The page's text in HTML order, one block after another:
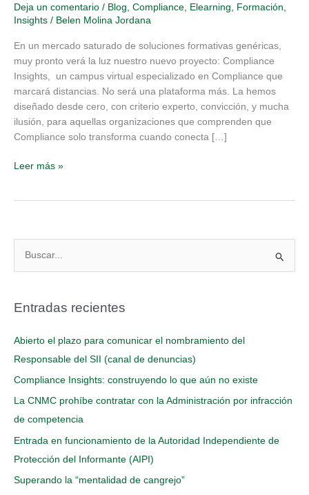
Deja un comentario / Blog, Compliance, Elearning, Formación,
Insights / Belen Molina Jordana
En un mercado saturado de soluciones formativas genéricas,
muy pronto verá la luz nuestro nuevo proyecto: Compliance
Insights, un campus virtual especializado en Compliance que
marcará distancias. No será una plataforma más. La hemos
diseñado desde cero, con criterio experto, convicción, y mucha
ilusión, para aquellas organizaciones que comprenden que
Compliance solo transforma cuando conecta […]
aún
no
Leer más »
c
Entradas recientes
Abierto el plazo para comunicar el nombramiento del
Responsable del SII (canal de denuncias)
Compliance Insights: construyendo lo que aún no existe
La CNMC prohíbe contratar con la Administración por infracción
de competencia
Entrada en funcionamiento de la Autoridad Independiente de
Protección del Informante (AIPI)
Superando la “mentalidad de cangrejo”